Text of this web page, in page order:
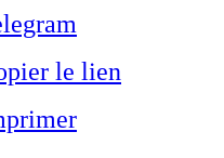
le lien